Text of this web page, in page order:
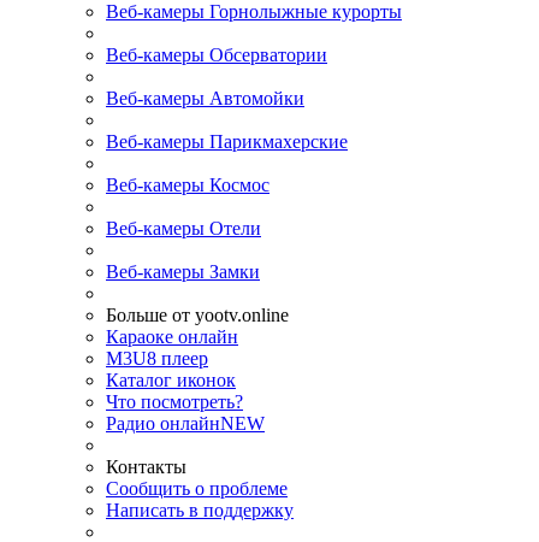
Веб-камеры Горнолыжные курорты
Веб-камеры Обсерватории
Веб-камеры Автомойки
Веб-камеры Парикмахерские
Веб-камеры Космос
Веб-камеры Отели
Веб-камеры Замки
Больше от yootv.online
Караоке онлайн
M3U8 плеер
Каталог иконок
Что посмотреть?
Радио онлайнNEW
Контакты
Сообщить о проблеме
Написать в поддержку